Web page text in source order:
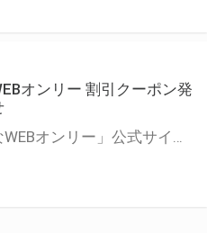
オンリー 割引クーポン発
「とらのあなWEBオンリー」公式サイトでとらのあな通販の「割引クーポン」を配布中！ イベントごとに開催当日限定で使える割引クーポンのシリアルコードを発行します。 とらのあなWEBオンリーのページをチェックして、イベント当日にお得にお買い物を楽しみましょう♪ ※本キャンペーンは予告なく終了する場合がございます。 とらのあなWEBオンリーサイトはこちら